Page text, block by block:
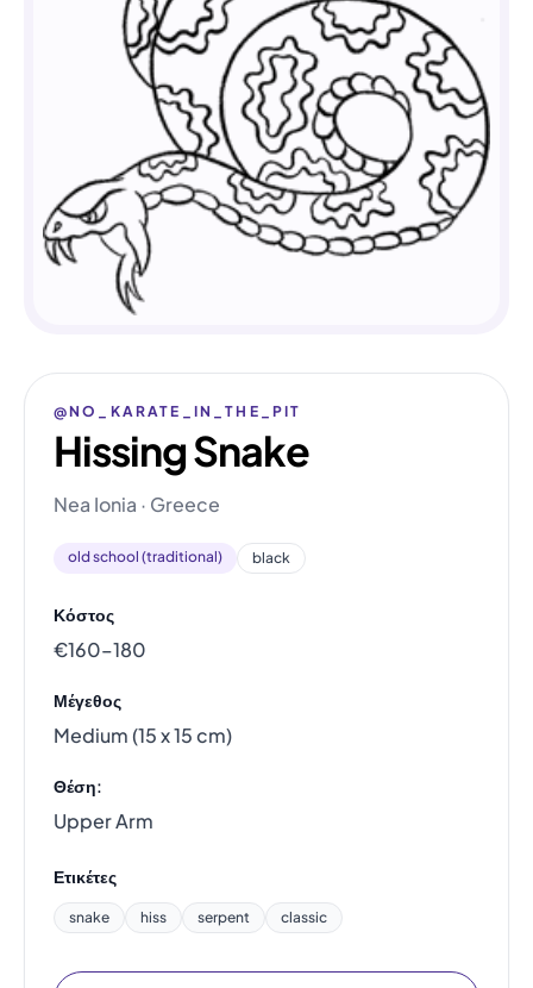
@NO_KARATE_IN_THE_PIT
Hissing Snake
Nea Ionia · Greece
old school (traditional) black
Κόστος
€160–180
Μέγεθος
Medium (15 x 15 cm)
Θέση:
Upper Arm
Ετικέτες
snake hiss serpent classic